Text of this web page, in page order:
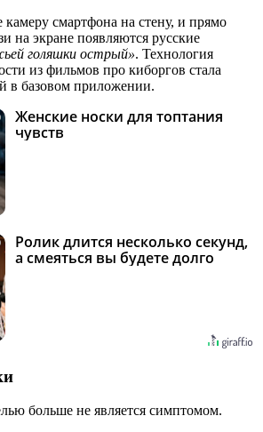
смартфона на стену, и прямо
на экране появляются русские
голяшки острый». Технология
из фильмов про киборгов стала
в базовом приложении.
Женские носки для топтания
чувств
Ролик длится несколько секунд,
а смеяться вы будете долго
больше не является симптомом.